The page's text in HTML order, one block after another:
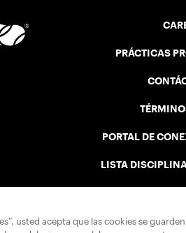
PRÁCTICAS
PORTAL DE
LISTA
usted acepta que las cookies se